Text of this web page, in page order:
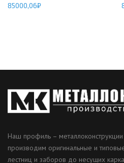
85000,06₽
Наш профиль –
производим оригинальные и
лестниц и заборов до несущих